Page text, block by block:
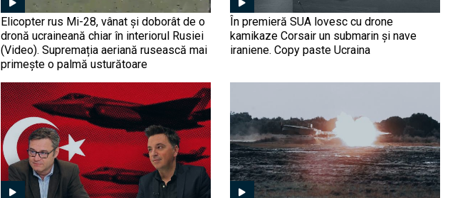
se laudă că submarinul va
putea lansa 6
„supertorpile” Poseidon
Prima navă nouă pe care
în 35 de ani: Corveta TCG
construcția în țară
Cum a ajuns Turcia să
detoneze o dronă
ucraineană Magura,
cunoscută și drept
„coșmarul Rusiei” pe mare
Elicopter rus Mi-28, vânat și doborât de o
dronă ucraineană chiar în interiorul Rusiei
(Video). Supremația aeriană rusească mai
primește o palmă usturătoare
În premieră SUA lovesc cu drone
kamikaze Corsair un submarin și nave
iraniene. Copy paste Ucraina